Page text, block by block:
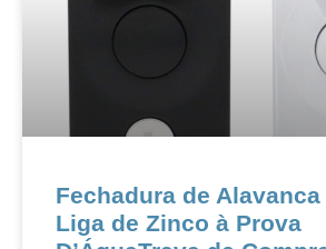
Fechadura de Alavanca
Liga de Zinco à Prova